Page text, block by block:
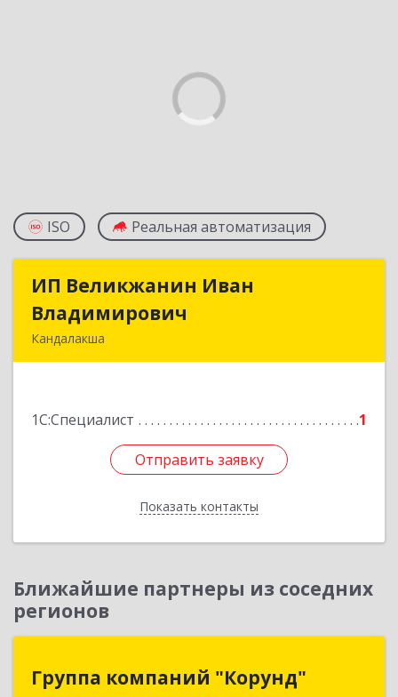
ISO Реальная автоматизация
ИП Великжанин Иван
Владимирович
Кандалакша
1С:Специалист 1
Отправить заявку
Показать контакты
ИП Великжанин Иван
Подробнее
Отправить заявку
Назад
Ближайшие партнеры из соседних
регионов
Группа компаний "Корунд"
Группа компаний "Корунд"